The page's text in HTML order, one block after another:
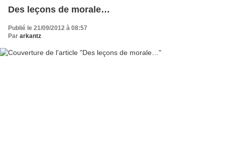
Des leçons de morale…
Publié le 21/09/2012 à 08:57
Par arkantz